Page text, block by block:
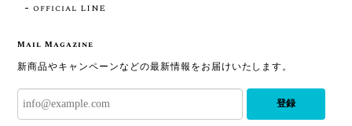
official LINE
Mail Magazine
新商品やキャンペーンなどの最新情報をお届けいたします。
登録